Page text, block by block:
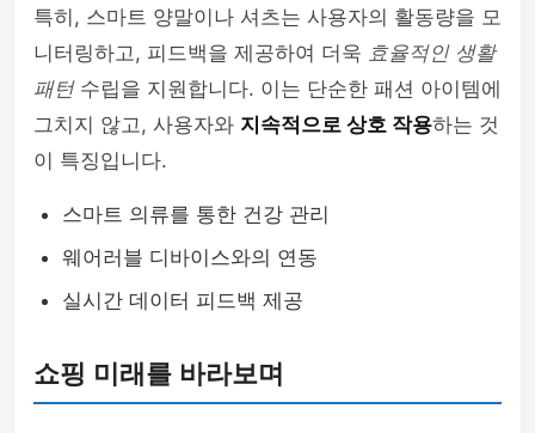
특히, 스마트 양말이나 셔츠는 사용자의 활동량을 모
니터링하고, 피드백을 제공하여 더욱 효율적인 생활
패턴수립을 지원합니다. 이는 단순한 패션 아이템에
그치지 않고, 사용자와 지속적으로 상호 작용하는 것
이 특징입니다.
스마트 의류를 통한 건강 관리
웨어러블 디바이스와의 연동
실시간 데이터 피드백 제공
쇼핑 미래를 바라보며